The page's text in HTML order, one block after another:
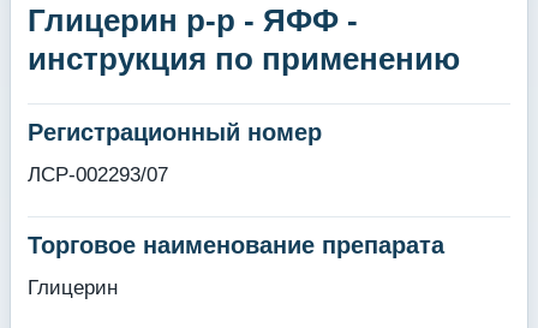
Глицерин р-р - ЯФФ -
инструкция по применению
Регистрационный номер
ЛСР-002293/07
Торговое наименование препарата
Глицерин